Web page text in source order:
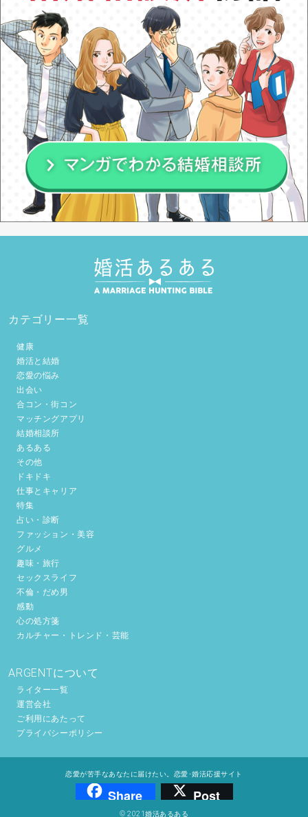
カテゴリー一覧
健康
婚活と結婚
恋愛の悩み
出会い
合コン・街コン
マッチングアプリ
結婚相談所
あるある
その他
ドキドキ
仕事とキャリア
特集
占い・診断
ファッション・美容
グルメ
趣味・旅行
セックスライフ
不倫・だめ男
感動
心の処方箋
カルチャー・トレンド・芸能
ARGENTについて
ライター一覧
運営会社
ご利用にあたって
プライバシーポリシー
恋愛が苦手なあなたに届けたい。恋愛･婚活応援サイト
Share Post
© 2021婚活あるある